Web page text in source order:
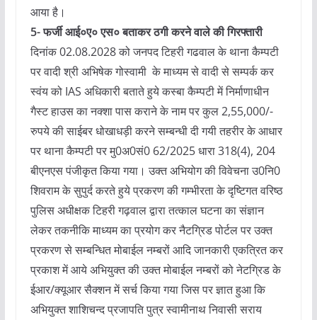
आया है।
5- फर्जी आई०ए० एस० बताकर ठगी करने वाले की गिरफ्तारी
दिनांक 02.08.2028 को जनपद टिहरी गढवाल के थाना कैम्पटी
पर वादी श्री अभिषेक गोस्वामी के माध्यम से वादी से सम्पर्क कर
स्वंय को IAS अधिकारी बताते हुये कस्बा कैम्पटी में निर्माणाधीन
गैस्ट हाउस का नक्शा पास कराने के नाम पर कुल 2,55,000/-
रुपये की साईबर धोखाधड़ी करने सम्बन्धी दी गयी तहरीर के आधार
पर थाना कैम्पटी पर मु0अ0सं0 62/2025 धारा 318(4), 204
बीएनएस पंजीकृत किया गया। उक्त अभियोग की विवेचना उ0नि0
शिवराम के सुपुर्द करते हुये प्रकरण की गम्भीरता के दृष्टिगत वरिष्ठ
पुलिस अधीक्षक टिहरी गढ़वाल द्वारा तत्काल घटना का संज्ञान
लेकर तकनीकि माध्यम का प्रयोग कर नैटग्रिड पोर्टल पर उक्त
प्रकरण से सम्बन्धित मोबाईल नम्बरों आदि जानकारी एकत्रित कर
प्रकाश में आये अभियुक्त की उक्त मोबाईल नम्बरों को नेटग्रिड के
ईआर/क्यूआर सैक्शन में सर्च किया गया जिस पर ज्ञात हुआ कि
अभियुक्त शाशिचन्द प्रजापति पुत्र स्वामीनाथ निवासी सराय